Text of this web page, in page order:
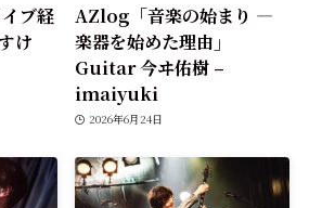
ブ経
け
AZlog「音楽の始まり —
楽器を始めた理由」
Guitar 今ヰ佑樹 –
imaiyuki
2026年6月24日